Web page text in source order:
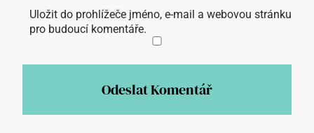
Uložit do prohlížeče jméno, e-mail a webovou stránku
pro budoucí komentáře.